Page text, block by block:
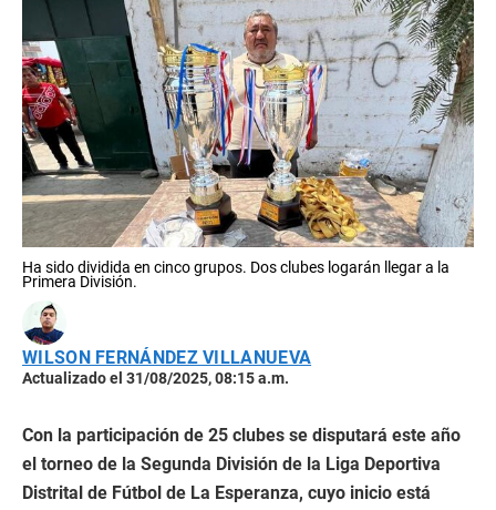
Ha sido dividida en cinco grupos. Dos clubes logarán llegar a la
Primera División.
WILSON FERNÁNDEZ VILLANUEVA
Actualizado el 31/08/2025, 08:15 a.m.
Con la participación de 25 clubes se disputará este año
el torneo de la Segunda División de la Liga Deportiva
Distrital de Fútbol de La Esperanza, cuyo inicio está